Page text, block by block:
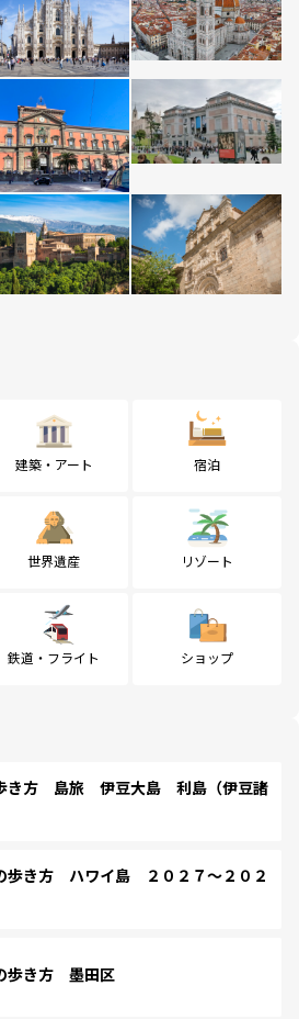
建築・アート 宿泊
世界遺産 リゾート
鉄道・フライト ショップ
き方 島旅 伊豆大島 利島（伊豆諸
歩き方 ハワイ島 ２０２７～２０２
歩き方 墨田区